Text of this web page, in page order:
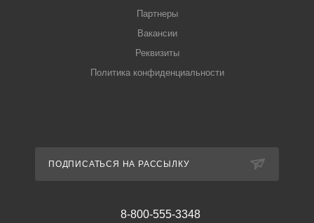
Партнеры
Вакансии
Реквизиты
Политика конфиденциальности
ПОДПИСАТЬСЯ НА РАССЫЛКУ
8-800-555-3348